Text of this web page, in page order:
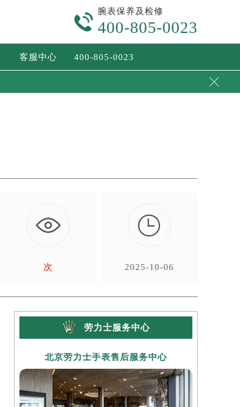

腕表保养及检修
400-805-0023
客服中心 400-805-0023

次

2025-10-06
劳力士服务中心
北京劳力士手表售后服务中心